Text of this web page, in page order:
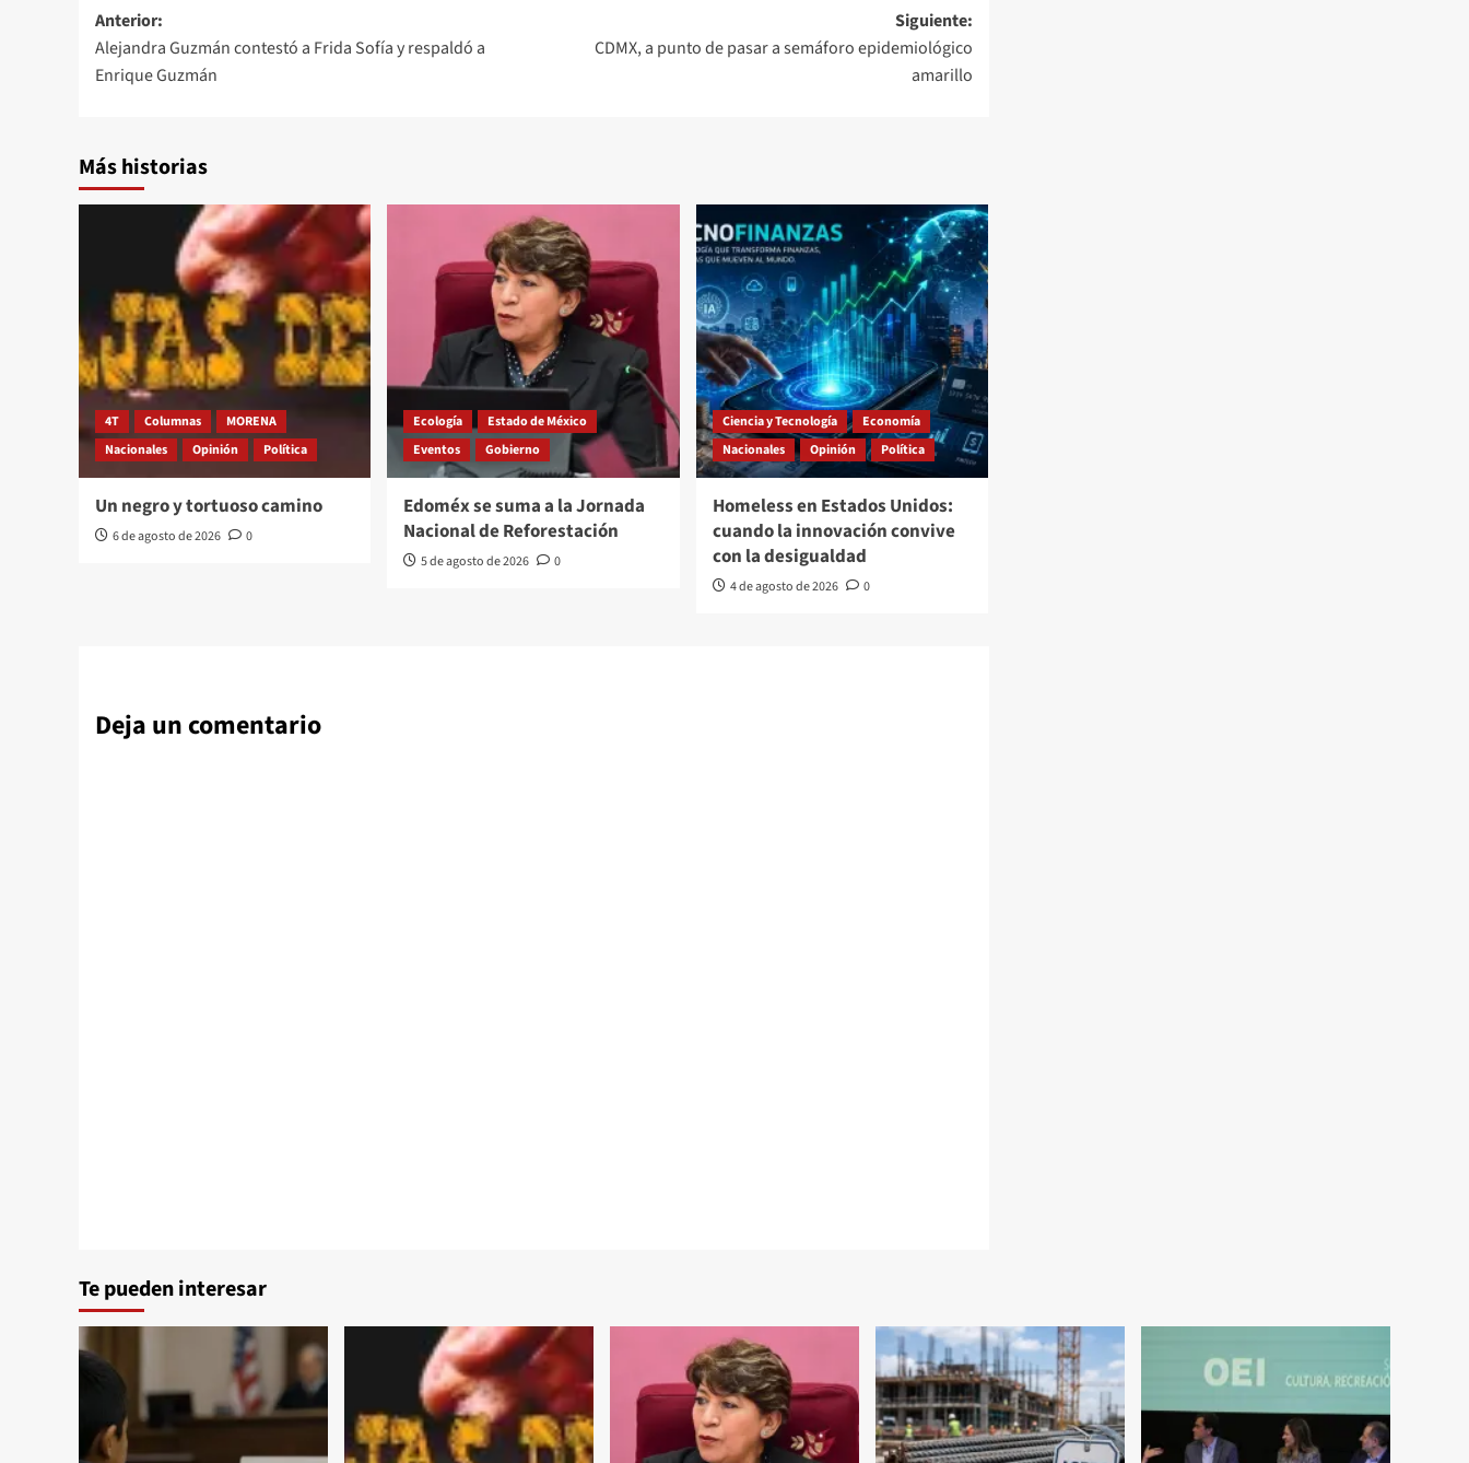
Navegación
de
entradas
Anterior:
Alejandra Guzmán contestó a Frida Sofía y respaldó a
Enrique Guzmán
Siguiente:
CDMX, a punto de pasar a semáforo epidemiológico
amarillo
Más historias
4T Columnas
MORENA
Nacionales
Opinión Política
Un negro y tortuoso camino
6 de agosto de 2026 0
Ecología
Estado de México
Eventos
Gobierno
Edoméx se suma a la Jornada
Nacional de Reforestación
5 de agosto de 2026 0
Ciencia y Tecnología
Economía
Nacionales
Opinión Política
Homeless en Estados Unidos:
cuando la innovación convive
con la desigualdad
4 de agosto de 2026 0
Deja un comentario
Te pueden interesar